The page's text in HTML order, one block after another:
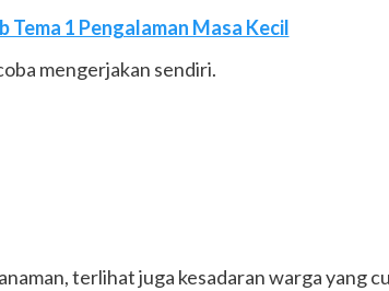
Tema 1 Pengalaman Masa Kecil
mengerjakan sendiri.
terlihat juga kesadaran warga yang